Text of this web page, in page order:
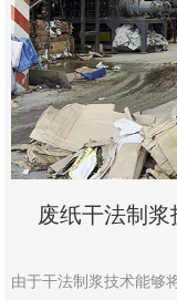
废纸干法制
由于干法制浆技术能够